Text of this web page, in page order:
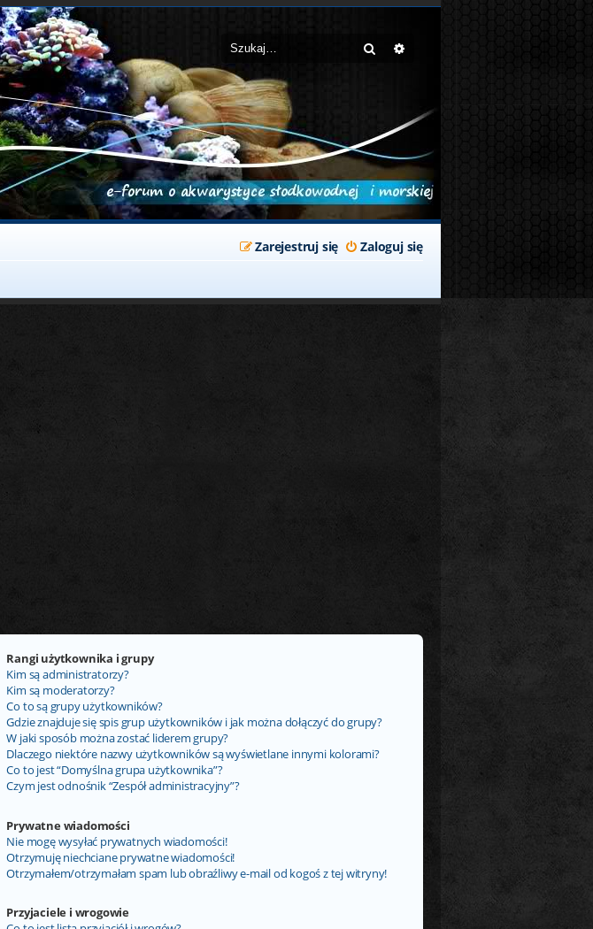
Szukaj
Zaloguj się
Zarejestruj się
Rangi użytkownika i grupy
Kim są administratorzy?
Kim są moderatorzy?
Co to są grupy użytkowników?
Gdzie znajduje się spis grup użytkowników i jak można dołączyć do grupy?
W jaki sposób można zostać liderem grupy?
Dlaczego niektóre nazwy użytkowników są wyświetlane innymi kolorami?
Co to jest “Domyślna grupa użytkownika”?
Czym jest odnośnik “Zespół administracyjny”?
Prywatne wiadomości
Nie mogę wysyłać prywatnych wiadomości!
Otrzymuję niechciane prywatne wiadomości!
Otrzymałem/otrzymałam spam lub obraźliwy e-mail od kogoś z tej witryny!
Przyjaciele i wrogowie